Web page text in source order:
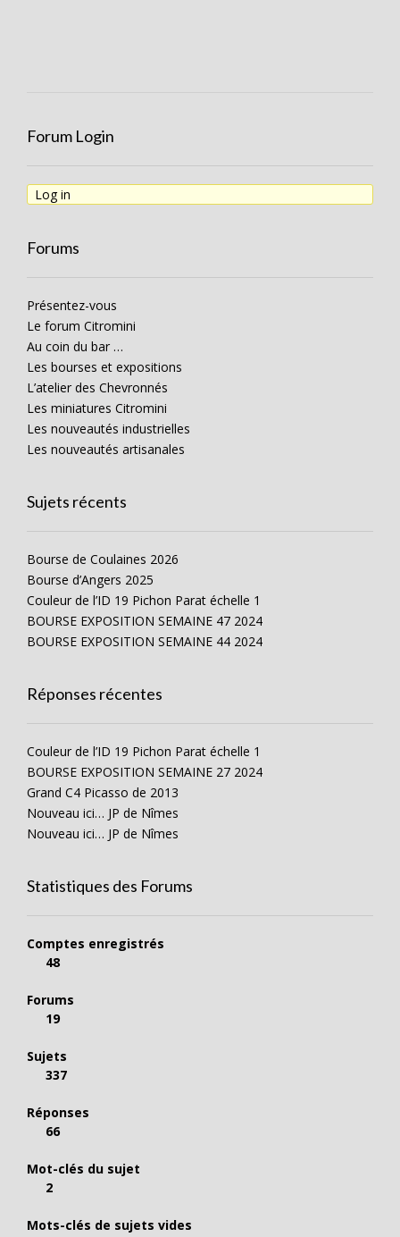
Forum Login
Log in
Forums
Présentez-vous
Le forum Citromini
Au coin du bar …
Les bourses et expositions
L’atelier des Chevronnés
Les miniatures Citromini
Les nouveautés industrielles
Les nouveautés artisanales
Sujets récents
Bourse de Coulaines 2026
Bourse d’Angers 2025
Couleur de l’ID 19 Pichon Parat échelle 1
BOURSE EXPOSITION SEMAINE 47 2024
BOURSE EXPOSITION SEMAINE 44 2024
Réponses récentes
Couleur de l’ID 19 Pichon Parat échelle 1
BOURSE EXPOSITION SEMAINE 27 2024
Grand C4 Picasso de 2013
Nouveau ici… JP de Nîmes
Nouveau ici… JP de Nîmes
Statistiques des Forums
Comptes enregistrés
48
Forums
19
Sujets
337
Réponses
66
Mot-clés du sujet
2
Mots-clés de sujets vides